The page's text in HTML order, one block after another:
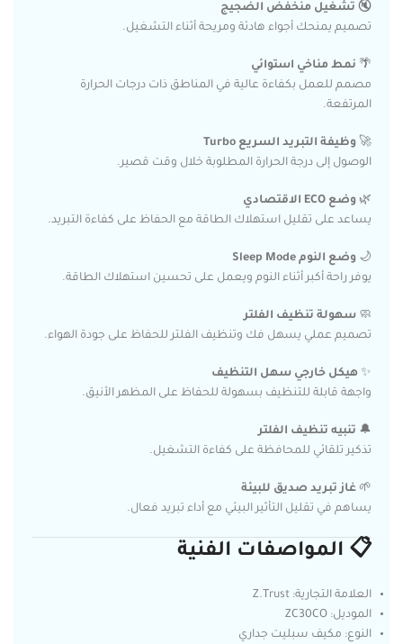
🔇 تشغيل منخفض الضجيج
تصميم يمنحك أجواء هادئة ومريحة أثناء التشغيل.
🌴 نمط مناخي استوائي
مصمم للعمل بكفاءة عالية في المناطق ذات درجات الحرارة
المرتفعة.
🚀 وظيفة التبريد السريع Turbo
الوصول إلى درجة الحرارة المطلوبة خلال وقت قصير.
🌿 وضع ECO الاقتصادي
يساعد على تقليل استهلاك الطاقة مع الحفاظ على كفاءة التبريد.
🌙 وضع النوم Sleep Mode
يوفر راحة أكبر أثناء النوم ويعمل على تحسين استهلاك الطاقة.
🧼 سهولة تنظيف الفلتر
تصميم عملي يسهل فك وتنظيف الفلتر للحفاظ على جودة الهواء.
✨ هيكل خارجي سهل التنظيف
واجهة قابلة للتنظيف بسهولة للحفاظ على المظهر الأنيق.
🔔 تنبيه تنظيف الفلتر
تذكير تلقائي للمحافظة على كفاءة التشغيل.
🌱 غاز تبريد صديق للبيئة
يساهم في تقليل التأثير البيئي مع أداء تبريد فعال.
📋 المواصفات الفنية
العلامة التجارية: Z.Trust
الموديل: ZC30CO
النوع: مكيف سبليت جداري